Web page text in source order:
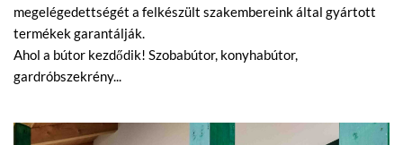
megelégedettségét a felkészült szakembereink által gyártott
termékek garantálják.
Ahol a bútor kezdődik! Szobabútor, konyhabútor,
gardróbszekrény...